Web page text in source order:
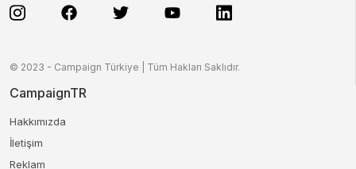
© 2023 - Campaign Türkiye | Tüm Hakları Saklıdır.
CampaignTR
Hakkımızda
İletişim
Reklam